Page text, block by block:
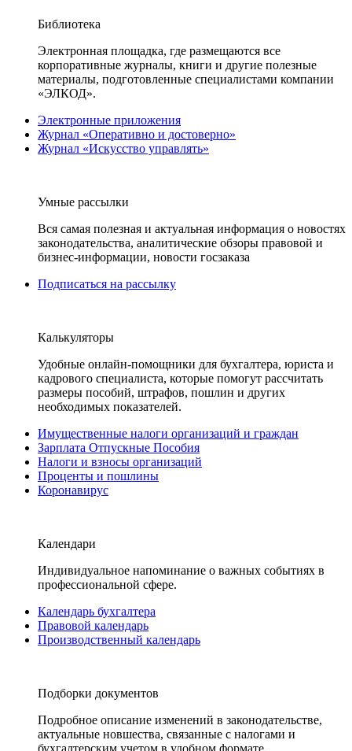
Библиотека
Электронная площадка, где размещаются все
корпоративные журналы, книги и другие полезные
материалы, подготовленные специалистами компании
«ЭЛКОД».
Электронные приложения
Журнал «Оперативно и достоверно»
Журнал «Искусство управлять»
Умные рассылки
Вся самая полезная и актуальная информация о новостях
законодательства, аналитические обзоры правовой и
бизнес-информации, новости госзаказа
Подписаться на рассылку
Калькуляторы
Удобные онлайн-помощники для бухгалтера, юриста и
кадрового специалиста, которые помогут рассчитать
размеры пособий, штрафов, пошлин и других
необходимых показателей.
Имущественные налоги организаций и граждан
Зарплата Отпускные Пособия
Налоги и взносы организаций
Проценты и пошлины
Коронавирус
Календари
Индивидуальное напоминание о важных событиях в
профессиональной сфере.
Календарь бухгалтера
Правовой календарь
Производственный календарь
Подборки документов
Подробное описание изменений в законодательстве,
актуальные новшества, связанные с налогами и
бухгалтерским учетом в удобном формате.